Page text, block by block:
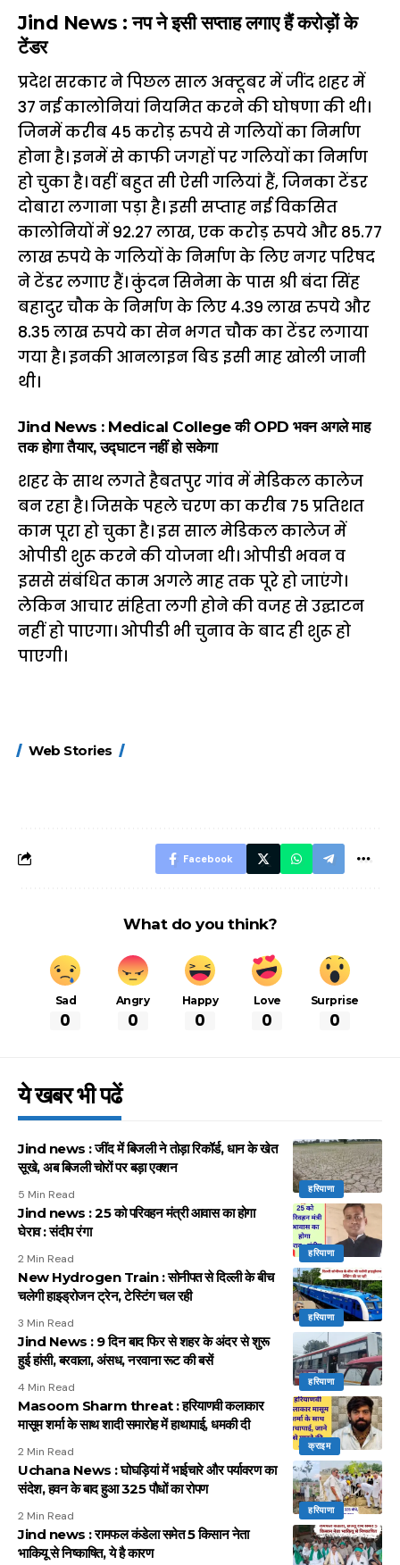
Jind News : नप ने इसी सप्ताह लगाए हैं करोड़ों के
टेंडर
प्रदेश सरकार ने पिछल साल अक्टूबर में जींद शहर में
37 नई कालोनियां नियमित करने की घोषणा की थी।
जिनमें करीब 45 कराेड़ रुपये से गलियों का निर्माण
होना है। इनमें से काफी जगहों पर गलियों का निर्माण
हो चुका है। वहीं बहुत सी ऐसी गलियां हैं, जिनका टेंडर
दोबारा लगाना पड़ा है। इसी सप्ताह नई विकसित
कालोनियों में 92.27 लाख, एक करोड़ रुपये और 85.77
लाख रुपये के गलियों के निर्माण के लिए नगर परिषद
ने टेंडर लगाए हैं। कुंदन सिनेमा के पास श्री बंदा सिंह
बहादुर चौक के निर्माण के लिए 4.39 लाख रुपये और
8.35 लाख रुपये का सेन भगत चौक का टेंडर लगाया
गया है। इनकी आनलाइन बिड इसी माह खोली जानी
थी।
Jind News : Medical College की OPD भवन अगले माह
तक होगा तैयार, उद्घाटन नहीं हो सकेगा
शहर के साथ लगते हैबतपुर गांव में मेडिकल कालेज
बन रहा है। जिसके पहले चरण का करीब 75 प्रतिशत
काम पूरा हो चुका है। इस साल मेडिकल कालेज में
ओपीडी शुरू करने की योजना थी। ओपीडी भवन व
इससे संबंधित काम अगले माह तक पूरे हो जाएंगे।
लेकिन आचार संहिता लगी होने की वजह से उद्घाटन
नहीं हो पाएगा। ओपीडी भी चुनाव के बाद ही शुरू हो
पाएगी।
Web Stories
FASTag के ये नए
Facebook
What do you think?
Sad
0
Angry
0
Happy
0
Love
0
Surprise
0
ये खबर भी पढें
हरियाणा
Jind news : जींद में बिजली ने तोड़ा रिकॉर्ड, धान के खेत
सूखे, अब बिजली चोरों पर बड़ा एक्शन
5 Min Read
हरियाणा
Jind news : 25 को परिवहन मंत्री आवास का होगा
घेराव : संदीप रंगा
2 Min Read
हरियाणा
New Hydrogen Train : सोनीपत से दिल्ली के बीच
चलेगी हाइड्रोजन ट्रेन, टेस्टिंग चल रही
3 Min Read
हरियाणा
Jind News : 9 दिन बाद फिर से शहर के अंदर से शुरू
हुई हांसी, बरवाला, अंसध, नरवाना रूट की बसें
4 Min Read
क्राइम
Masoom Sharm threat : हरियाणवी कलाकार
मासूम शर्मा के साथ शादी समारोह में हाथापाई, धमकी दी
2 Min Read
हरियाणा
Uchana News : घोघड़ियां में भाईचारे और पर्यावरण का
संदेश, हवन के बाद हुआ 325 पौधों का रोपण
2 Min Read
Jind news : रामफल कंडेला समेत 5 किसान नेता
भाकियू से निष्काषित, ये है कारण